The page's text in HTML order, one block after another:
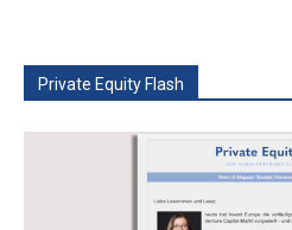
Private Equity Flash